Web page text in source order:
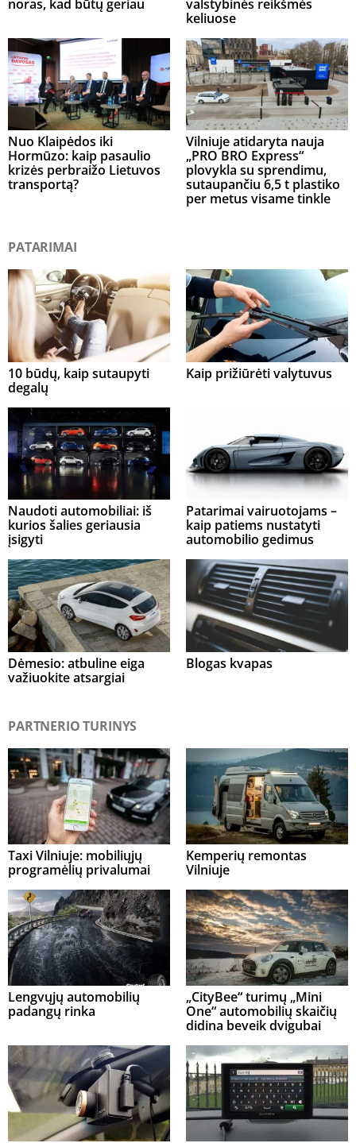
noras, kad būtų geriau
valstybinės reikšmės
keliuose
Nuo Klaipėdos iki
Hormūzo: kaip pasaulio
krizės perbraižo Lietuvos
transportą?
Vilniuje atidaryta nauja
„PRO BRO Express“
plovykla su sprendimu,
sutaupančiu 6,5 t plastiko
per metus visame tinkle
PATARIMAI
10 būdų, kaip sutaupyti
degalų
Kaip prižiūrėti valytuvus
Naudoti automobiliai: iš
kurios šalies geriausia
įsigyti
Patarimai vairuotojams –
kaip patiems nustatyti
automobilio gedimus
Dėmesio: atbuline eiga
važiuokite atsargiai
Blogas kvapas
PARTNERIO TURINYS
Taxi Vilniuje: mobiliųjų
programėlių privalumai
Kemperių remontas
Vilniuje
Lengvųjų automobilių
padangų rinka
„CityBee“ turimų „Mini
One“ automobilių skaičių
didina beveik dvigubai